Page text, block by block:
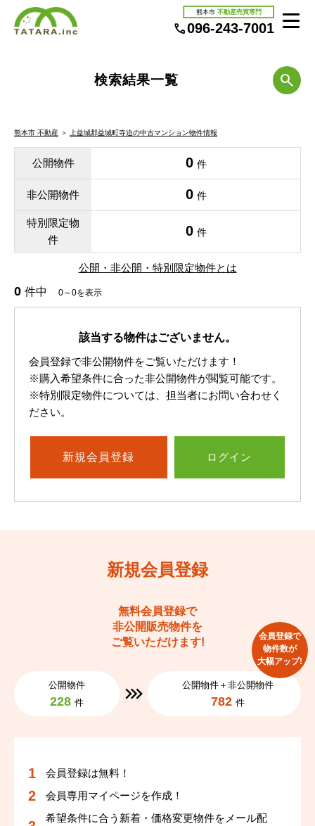
熊本市 不動産売買専門
096-243-7001
検索結果一覧
熊本市 不動産 ＞ 上益城郡益城町寺迫の中古マンション物件情報
公開物件 0 件
非公開物件 0 件
特別限定物
件
0 件
公開・非公開・特別限定物件とは
0 件中 0～0を表示
該当する物件はございません。
会員登録で非公開物件をご覧いただけます！
※購入希望条件に合った非公開物件が閲覧可能です。
※特別限定物件については、担当者にお問い合わせく
ださい。
新規会員登録 ログイン
新規会員登録
無料会員登録で
非公開販売物件を
ご覧いただけます!
公開物件
228 件
公開物件＋非公開物件
782 件
会員登録で
物件数が
大幅アップ!
会員登録は無料！
会員専用マイページを作成！
希望条件に合う新着・価格変更物件をメール配